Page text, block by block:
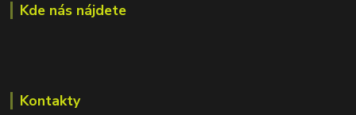
Kde nás nájdete
Kontakty